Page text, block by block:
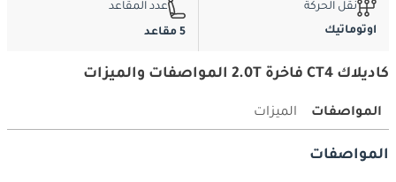
نقل الحركة
اوتوماتيك
عدد المقاعد
5 مقاعد
كاديلاك CT4 فاخرة 2.0T المواصفات والميزات
المواصفات الميزات
المواصفات